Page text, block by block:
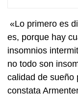
«Lo primero es
es, porque hay
insomnios
no todo son
calidad de sueño
constata